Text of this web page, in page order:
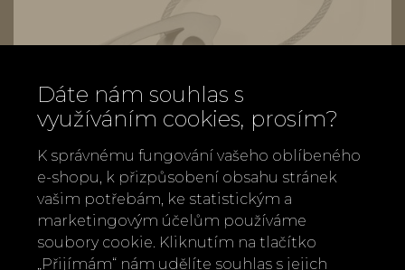
Dáte nám souhlas s
využíváním cookies, prosím?
K správnému fungování vašeho oblíbeného
e-shopu, k přizpůsobení obsahu stránek
vašim potřebám, ke statistickým a
marketingovým účelům používáme
soubory cookie. Kliknutím na tlačítko
„Přijímám“ nám udělíte souhlas s jejich